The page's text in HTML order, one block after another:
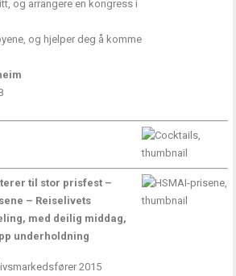
og arrangere en kongress i
og hjelper deg å komme
til stor prisfest –
– Reiselivets
med deilig middag,
underholdning
2015